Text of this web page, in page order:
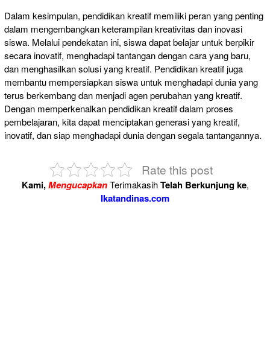
Dalam kesimpulan, pendidikan kreatif memiliki peran yang penting
dalam mengembangkan keterampilan kreativitas dan inovasi
siswa. Melalui pendekatan ini, siswa dapat belajar untuk berpikir
secara inovatif, menghadapi tantangan dengan cara yang baru,
dan menghasilkan solusi yang kreatif. Pendidikan kreatif juga
membantu mempersiapkan siswa untuk menghadapi dunia yang
terus berkembang dan menjadi agen perubahan yang kreatif.
Dengan memperkenalkan pendidikan kreatif dalam proses
pembelajaran, kita dapat menciptakan generasi yang kreatif,
inovatif, dan siap menghadapi dunia dengan segala tantangannya.
Rate this post
Kami,MengucapkanTerimakasihTelah Berkunjung ke,
Ikatandinas.com